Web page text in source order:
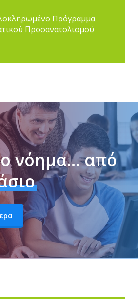
Πρόγραμμα
Προσανατολισμού
νόημα… από